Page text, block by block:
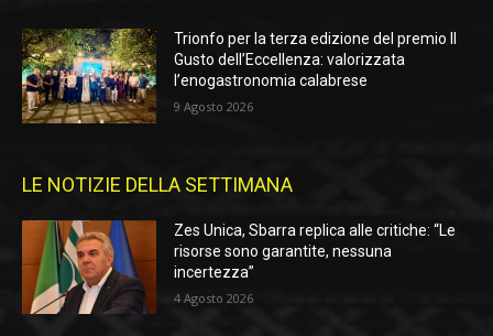
Trionfo per la terza edizione del premio Il
Gusto dell’Eccellenza: valorizzata
l’enogastronomia calabrese
9 Agosto 2026
LE NOTIZIE DELLA SETTIMANA
Zes Unica, Sbarra replica alle critiche: “Le
risorse sono garantite, nessuna
incertezza”
4 Agosto 2026